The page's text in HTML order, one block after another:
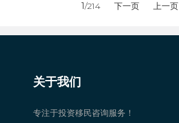
1/214 下一页 上一页
关于我们
专注于投资移民咨询服务！